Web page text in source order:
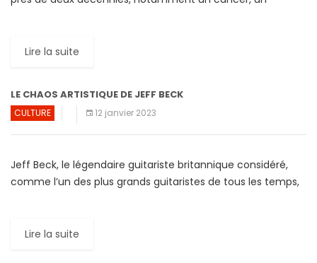
Lire la suite
LE CHAOS ARTISTIQUE DE JEFF BECK
CULTURE 12 janvier 2023
Jeff Beck, le légendaire guitariste britannique considéré,
comme l’un des plus grands guitaristes de tous les temps,
Lire la suite